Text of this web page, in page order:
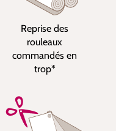
Reprise des
rouleaux
commandés en
trop*